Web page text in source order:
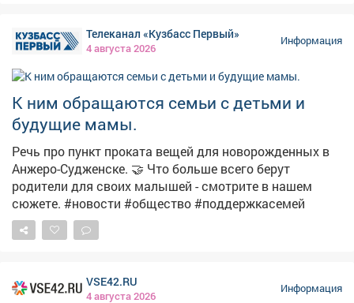
вплоть до пожизненного лишения свободы! Не
поддавайся на провокации и не распространяй
сомнительный контент. Перед тем как поставить лайк,
сделать репост или отправить сообщение, задумайся
о последствиях. 🚫 Если ты столкнулся с
подозрительным предложением в сети или в жизни,
немедленно прекрати диалог и сообщи: ▫Горячая
линия ФСБ: 8 800 224 22 22; ▫Горячая линия
«Экстремизму - НЕТ!»: resurs-center.ru/hotline.
Телеканал «Кузбасс Первый»
4 августа 2026
Информация
К ним обращаются семьи с детьми и
будущие мамы.
Речь про пункт проката вещей для новорожденных в
Анжеро-Судженске. 🤝 Что больше всего берут
родители для своих малышей - смотрите в нашем
сюжете. #новости #общество #поддержкасемей
VSE42.RU
4 августа 2026
Информация